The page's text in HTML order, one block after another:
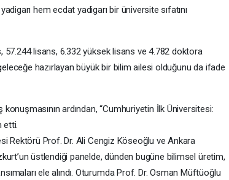
hem ecdat yadigarı bir üniversite sıfatını
lisans, 6.332 yüksek lisans ve 4.782 doktora
hazırlayan büyük bir bilim ailesi olduğunu da ifade
ardından, “Cumhuriyetin İlk Üniversitesi:
etti.
Rektörü Prof. Dr. Ali Cengiz Köseoğlu ve Ankara
üstlendiği panelde, dünden bugüne bilimsel üretim,
ele alındı. Oturumda Prof. Dr. Osman Müftüoğlu